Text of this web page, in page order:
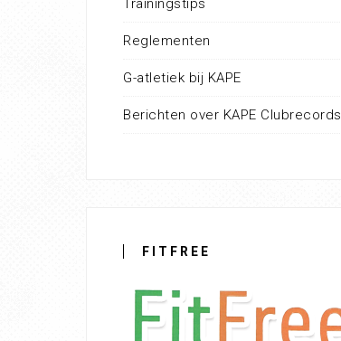
Reglementen
G-atletiek bij KAPE
Berichten over KAPE Clubrecords
FITFREE